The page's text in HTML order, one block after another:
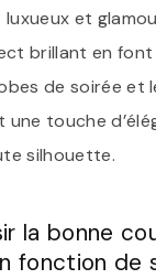
et
brillant en
de soirée et
touche
silhouette.
la bonne
fonction de